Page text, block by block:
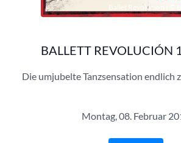
Ballet Revolucion | ©
BALLETT REVOLUCIÓN
Die umjubelte Tanzsensation endlich
Montag, 08. Februar